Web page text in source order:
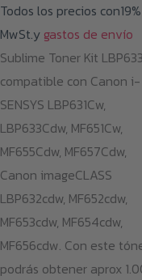
Todos los precios con19%
MwSt.y gastos de envío
Sublime Toner Kit
compatible con Canon i-
SENSYS LBP631Cw,
LBP633Cdw, MF651Cw,
MF655Cdw, MF657Cdw,
Canon imageCLASS
LBP632cdw, MF652cdw,
MF653cdw, MF654cdw,
MF656cdw. Con este
podrás obtener aprox